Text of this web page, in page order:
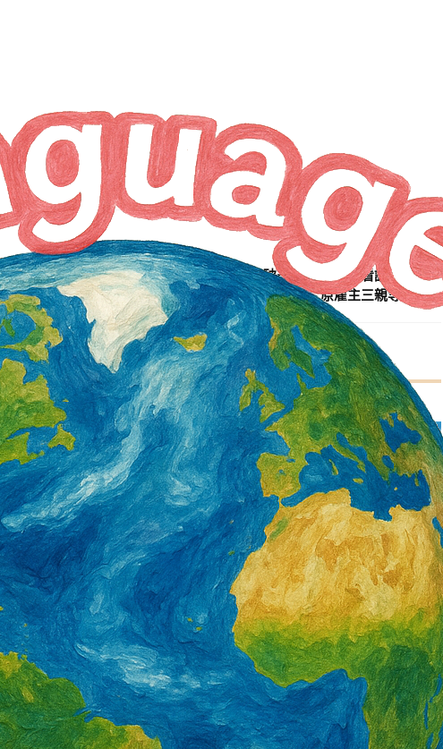
NEXT ARTICLE
中階技術人力核准2千件 看護工破千件 國外家庭看護工將放寬
原雇主三親等可引進
北分署產投下半年開辦900
營造類移工6月底突破3萬5千人 年增1千8
百人 一般營造增加最多
3 天 AGO